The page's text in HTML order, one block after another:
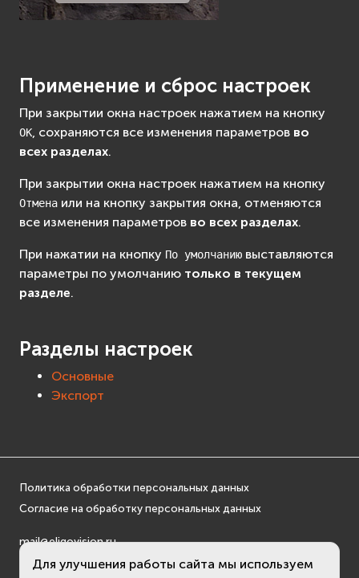
Применение и сброс настроек
При закрытии окна настроек нажатием на кнопку
OK , сохраняются все изменения параметров во
всех разделах.
При закрытии окна настроек нажатием на кнопку
Отмена или на кнопку закрытия окна, отменяются
все изменения параметров во всех разделах.
При нажатии на кнопку По умолчанию выставляются
параметры по умолчанию только в текущем
разделе.
Разделы настроек
Основные
Экспорт
Политика обработки персональных данных
Согласие на обработку персональных данных
mail@eligovision.ru
+7 (495) 740 08 16
Для улучшения работы сайта мы используем